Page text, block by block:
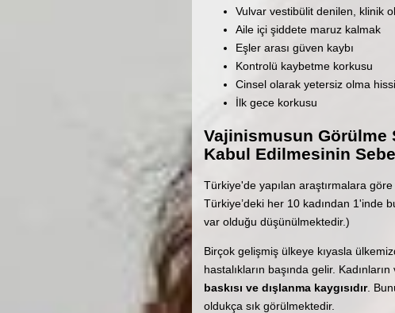
Vulvar vestibülit denilen, klinik
Aile içi şiddete maruz kalmak
Eşler arası güven kaybı
Kontrolü kaybetme korkusu
Cinsel olarak yetersiz olma hissi
İlk gece korkusu
Vajinismusun Görülme
Kabul Edilmesinin
Türkiye'de yapılan araştırmalara
Türkiye’deki her 10 kadından 1'inde
var olduğu düşünülmektedir.)
Birçok gelişmiş ülkeye kıyasla
hastalıkların başında gelir.
baskısı ve dışlanma kaygısıdır.
oldukça sık görülmektedir.